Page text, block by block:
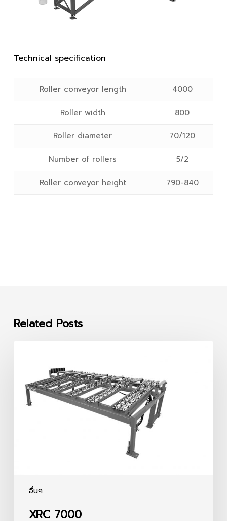
Technical specification
Roller conveyor length 4000
Roller width 800
Roller diameter 70/120
Number of rollers 5/2
Roller conveyor height 790-840
Related Posts
อื่นๆ
XRC 7000